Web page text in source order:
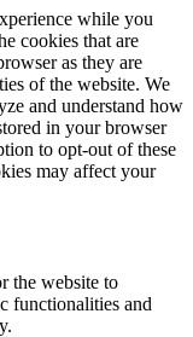
while you
cookies that are
as they are
of the website. We
and understand how
in your browser
to opt-out of these
may affect your
the website to
functionalities and